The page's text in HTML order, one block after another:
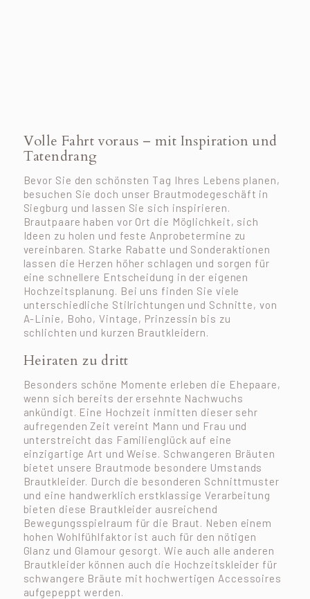
Volle Fahrt voraus – mit Inspiration und
Tatendrang
Bevor Sie den schönsten Tag Ihres Lebens planen,
besuchen Sie doch unser Brautmodegeschäft in
Siegburg und lassen Sie sich inspirieren.
Brautpaare haben vor Ort die Möglichkeit, sich
Ideen zu holen und feste Anprobetermine zu
vereinbaren. Starke Rabatte und Sonderaktionen
lassen die Herzen höher schlagen und sorgen für
eine schnellere Entscheidung in der eigenen
Hochzeitsplanung. Bei uns finden Sie viele
unterschiedliche Stilrichtungen und Schnitte, von
A-Linie, Boho, Vintage, Prinzessin bis zu
schlichten und kurzen Brautkleidern.
Heiraten zu dritt
Besonders schöne Momente erleben die Ehepaare,
wenn sich bereits der ersehnte Nachwuchs
ankündigt. Eine Hochzeit inmitten dieser sehr
aufregenden Zeit vereint Mann und Frau und
unterstreicht das Familienglück auf eine
einzigartige Art und Weise. Schwangeren Bräuten
bietet unsere Brautmode besondere Umstands
Brautkleider. Durch die besonderen Schnittmuster
und eine handwerklich erstklassige Verarbeitung
bieten diese Brautkleider ausreichend
Bewegungsspielraum für die Braut. Neben einem
hohen Wohlfühlfaktor ist auch für den nötigen
Glanz und Glamour gesorgt. Wie auch alle anderen
Brautkleider können auch die Hochzeitskleider für
schwangere Bräute mit hochwertigen Accessoires
aufgepeppt werden.